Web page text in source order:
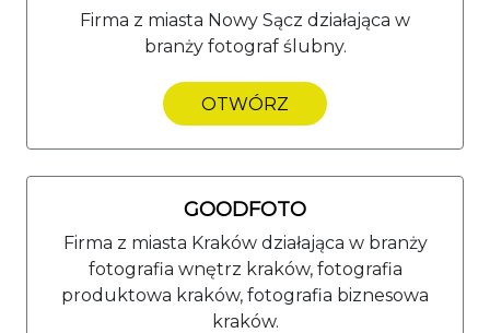
Firma z miasta Nowy Sącz działająca w
branży fotograf ślubny.
OTWÓRZ
GOODFOTO
Firma z miasta Kraków działająca w branży
fotografia wnętrz kraków, fotografia
produktowa kraków, fotografia biznesowa
kraków.